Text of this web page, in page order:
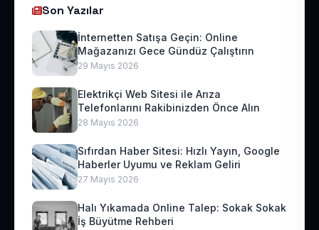
Son Yazılar
İnternetten Satışa Geçin: Online
Mağazanızı Gece Gündüz Çalıştırın
29 Mayıs 2026
Elektrikçi Web Sitesi ile Arıza
Telefonlarını Rakibinizden Önce Alın
28 Mayıs 2026
Sıfırdan Haber Sitesi: Hızlı Yayın, Google
Haberler Uyumu ve Reklam Geliri
27 Mayıs 2026
Halı Yıkamada Online Talep: Sokak Sokak
İş Büyütme Rehberi